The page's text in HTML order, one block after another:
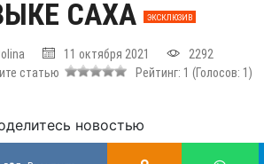
САХА
ЭКСКЛЮЗИВ
11 октября 2021
2292
статью
Рейтинг: 1 (Голосов: 1 )
новостью